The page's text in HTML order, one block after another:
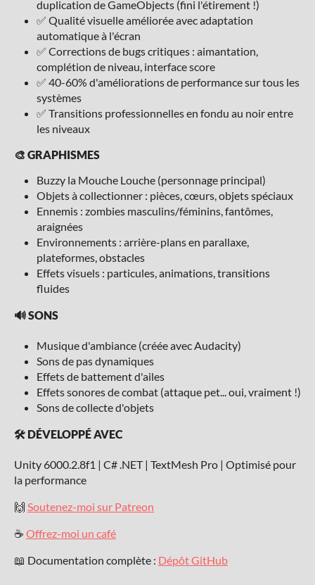
duplication de GameObjects (fini l'étirement !)
✅ Qualité visuelle améliorée avec adaptation
automatique à l'écran
✅ Corrections de bugs critiques : aimantation,
complétion de niveau, interface score
✅ 40-60% d'améliorations de performance sur tous les
systèmes
✅ Transitions professionnelles en fondu au noir entre
les niveaux
🎨 GRAPHISMES
Buzzy la Mouche Louche (personnage principal)
Objets à collectionner : pièces, cœurs, objets spéciaux
Ennemis : zombies masculins/féminins, fantômes,
araignées
Environnements : arrière-plans en parallaxe,
plateformes, obstacles
Effets visuels : particules, animations, transitions
fluides
🔊 SONS
Musique d'ambiance (créée avec Audacity)
Sons de pas dynamiques
Effets de battement d'ailes
Effets sonores de combat (attaque pet... oui, vraiment !)
Sons de collecte d'objets
🛠️ DÉVELOPPÉ AVEC
Unity 6000.2.8f1 | C# .NET | TextMesh Pro | Optimisé pour
la performance
🙌 Soutenez-moi sur Patreon
☕ Offrez-moi un café
📖 Documentation complète : Dépôt GitHub